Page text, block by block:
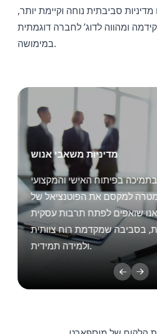
סביבתית נוחה וקיימת יותר,
ומהווה לדוג’ לחברה דוגמתית
במימושה.